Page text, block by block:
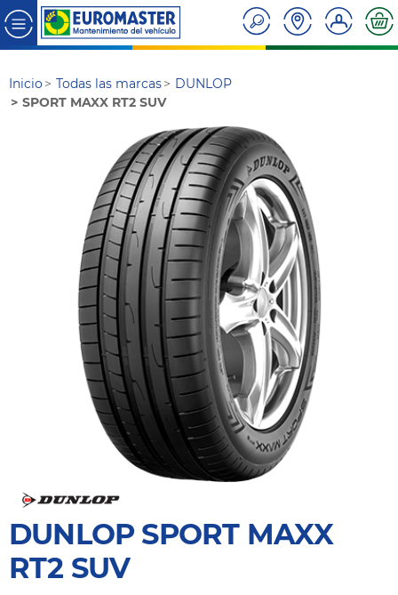
Inicio Todas las marcas
DUNLOP
SPORT MAXX RT2 SUV
DUNLOP SPORT MAXX
RT2 SUV